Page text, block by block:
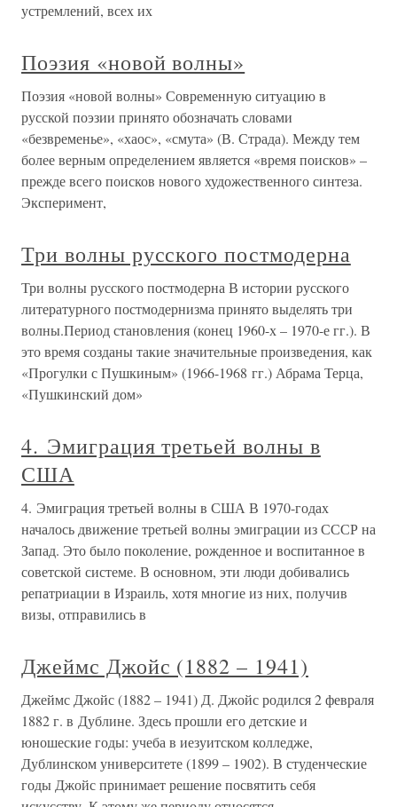
устремлений, всех их
Поэзия «новой волны»
Поэзия «новой волны» Современную ситуацию в
русской поэзии принято обозначать словами
«безвременье», «хаос», «смута» (В. Страда). Между тем
более верным определением является «время поисков» –
прежде всего поисков нового художественного синтеза.
Эксперимент,
Три волны русского постмодерна
Три волны русского постмодерна В истории русского
литературного постмодернизма принято выделять три
волны.Период становления (конец 1960-х – 1970-е гг.). В
это время созданы такие значительные произведения, как
«Прогулки с Пушкиным» (1966-1968 гг.) Абрама Терца,
«Пушкинский дом»
4. Эмиграция третьей волны в
США
4. Эмиграция третьей волны в США В 1970-годах
началось движение третьей волны эмиграции из СССР на
Запад. Это было поколение, рожденное и воспитанное в
советской системе. В основном, эти люди добивались
репатриации в Израиль, хотя многие из них, получив
визы, отправились в
Джеймс Джойс (1882 – 1941)
Джеймс Джойс (1882 – 1941) Д. Джойс родился 2 февраля
1882 г. в Дублине. Здесь прошли его детские и
юношеские годы: учеба в иезуитском колледже,
Дублинском университете (1899 – 1902). В студенческие
годы Джойс принимает решение посвятить себя